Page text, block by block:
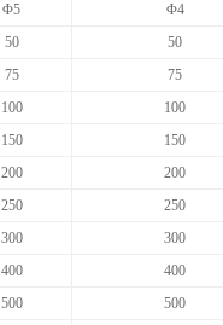
Φ5 Φ4
50 50
75 75
100 100
150 150
200 200
250 250
300 300
400 400
500 500